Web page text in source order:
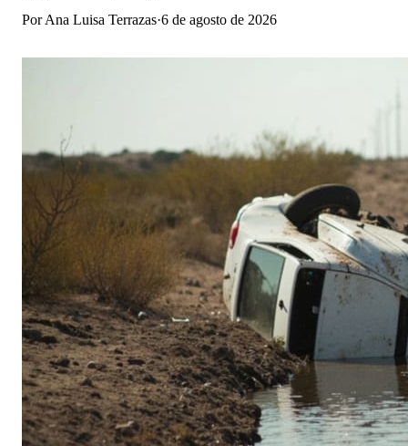
PorAna Luisa Terrazas·6 de agosto de 2026